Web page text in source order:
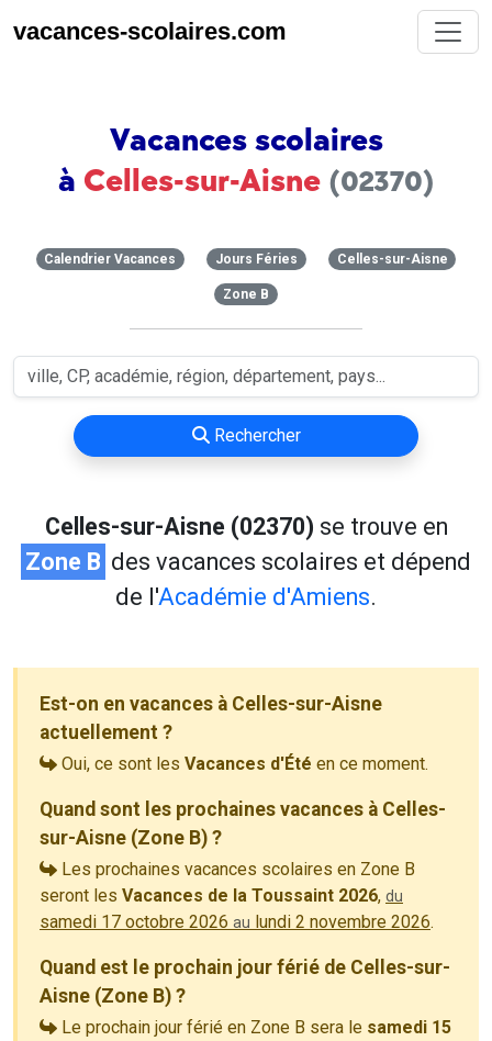
vacances-scolaires.com
Vacances scolaires
à Celles-sur-Aisne (02370)
Calendrier Vacances Jours Féries Celles-sur-Aisne
Zone B
Rechercher
Celles-sur-Aisne (02370) se trouve en
Zone B des vacances scolaires et dépend
de l'Académie d'Amiens.
Est-on en vacances à Celles-sur-Aisne
actuellement ?
Oui, ce sont les Vacances d'Été en ce moment.
Quand sont les prochaines vacances à Celles-
sur-Aisne (Zone B) ?
Les prochaines vacances scolaires en Zone B
seront les Vacances de la Toussaint 2026, du
samedi 17 octobre 2026 au lundi 2 novembre 2026.
Quand est le prochain jour férié de Celles-sur-
Aisne (Zone B) ?
Le prochain jour férié en Zone B sera le samedi 15